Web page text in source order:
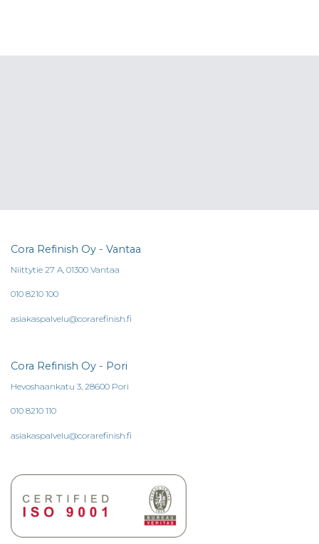
Cora Refinish Oy - Vantaa
Niittytie 27 A, 01300 Vantaa
010 8210 100
asiakaspalvelu@corarefinish.fi
Cora Refinish Oy - Pori
Hevoshaankatu 3, 28600 Pori
010 8210 110
asiakaspalvelu@corarefinish.fi